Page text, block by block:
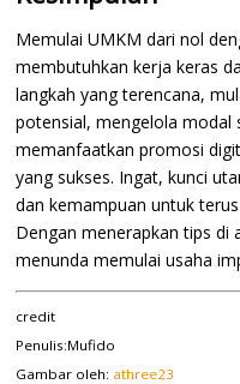
Memulai UMKM dari nol
membutuhkan kerja keras
langkah yang terencana,
potensial, mengelola modal
memanfaatkan promosi
yang sukses. Ingat, kunci
dan kemampuan untuk
Dengan menerapkan tips di
menunda memulai usaha
credit
Penulis:Mufido
Gambar oleh: athree23